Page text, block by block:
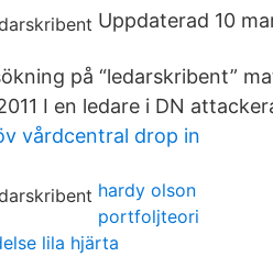
Uppdaterad 10
på “ledarskribent”
I en ledare i DN
vårdcentral drop in
hardy olson
portfoljteori
lila hjärta